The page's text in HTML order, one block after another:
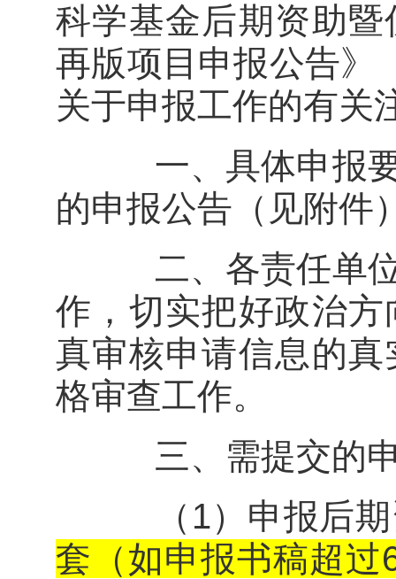
科学基金后期资助
再版项目申报公告》
关于申报工作的有关
一、具体申报要
的申报公告（见附件
二、各责任单位
作，切实把好政治
真审核申请信息的
格审查工作。
三、需提交的申
（1）申报后期
套（如申报书稿超